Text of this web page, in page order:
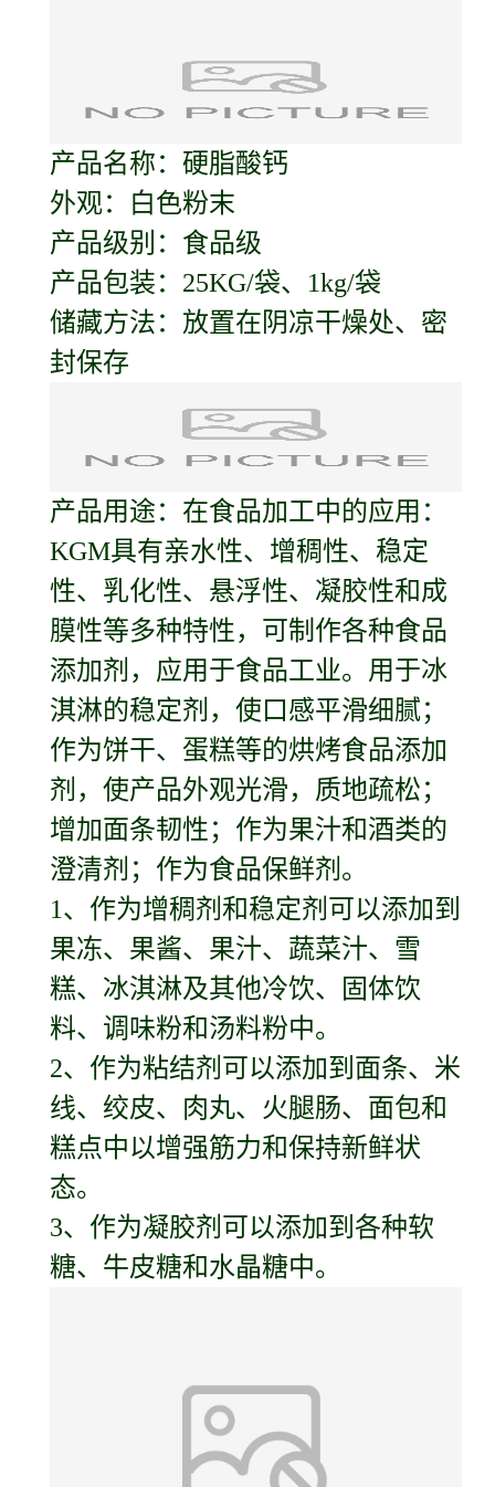
产品名称：硬脂酸钙
外观：白色粉末
产品级别：食品级
产品包装：25KG/袋、1kg/袋
储藏方法：放置在阴凉干燥处、密
封保存
产品用途：在食品加工中的应用：
KGM具有亲水性、增稠性、稳定
性、乳化性、悬浮性、凝胶性和成
膜性等多种特性，可制作各种食品
添加剂，应用于食品工业。用于冰
淇淋的稳定剂，使口感平滑细腻；
作为饼干、蛋糕等的烘烤食品添加
剂，使产品外观光滑，质地疏松；
增加面条韧性；作为果汁和酒类的
澄清剂；作为食品保鲜剂。
1、作为增稠剂和稳定剂可以添加到
果冻、果酱、果汁、蔬菜汁、雪
糕、冰淇淋及其他冷饮、固体饮
料、调味粉和汤料粉中。
2、作为粘结剂可以添加到面条、米
线、绞皮、肉丸、火腿肠、面包和
糕点中以增强筋力和保持新鲜状
态。
3、作为凝胶剂可以添加到各种软
糖、牛皮糖和水晶糖中。